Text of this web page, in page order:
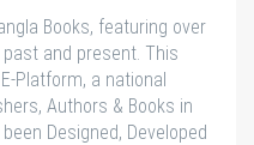
Books, featuring over
and present. This
Platform, a national
Authors & Books in
Designed, Developed